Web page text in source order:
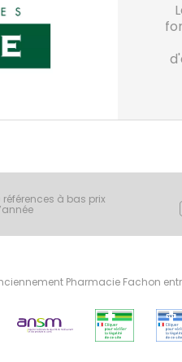
références à bas prix
Pharmacie Fachon